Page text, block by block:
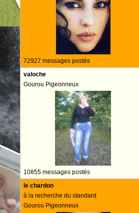
72927 messages postés
valoche
Gourou Pigeonneux
10855 messages postés
le chardon
à la recherche du standard
Gourou Pigeonneux